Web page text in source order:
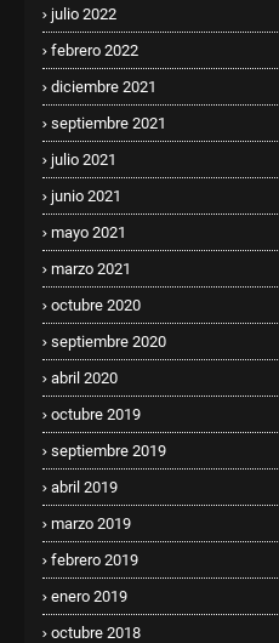
julio 2022
febrero 2022
diciembre 2021
septiembre 2021
julio 2021
junio 2021
mayo 2021
marzo 2021
octubre 2020
septiembre 2020
abril 2020
octubre 2019
septiembre 2019
abril 2019
marzo 2019
febrero 2019
enero 2019
octubre 2018